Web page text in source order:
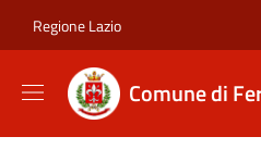
Regione Lazio
Comune di